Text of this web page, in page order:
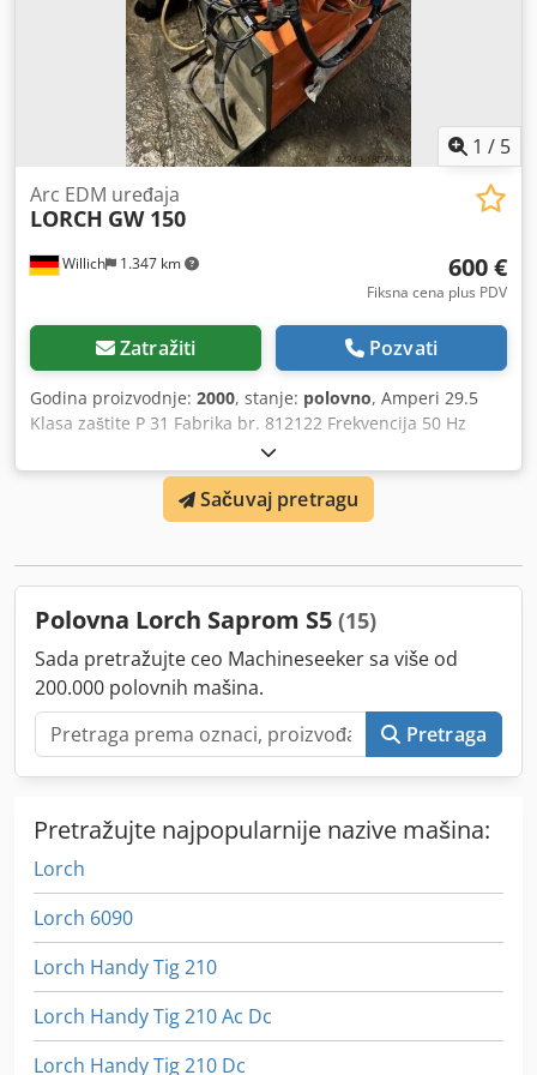
1 / 5
Willich 1.347 km
Arc EDM uređaja
LORCH GW 150
600 €
Fiksna cena plus PDV
Zatražiti Pozvati
Godina proizvodnje: 2000, stanje: polovno, Amperi 29.5
Klasa zaštite P 31 Fabrika br. 812122 Frekvencija 50 Hz
Težina 300 kg Dksdpfx Aevu Hk Hedqjr Odvojivi vrh
Sačuvaj pretragu
Polovna Lorch Saprom S5 (15)
Sada pretražujte ceo Machineseeker sa više od
200.000 polovnih mašina.
Pretraga
Pretražujte najpopularnije nazive mašina:
Lorch
Lorch 6090
Lorch Handy Tig 210
Lorch Handy Tig 210 Ac Dc
Lorch Handy Tig 210 Dc